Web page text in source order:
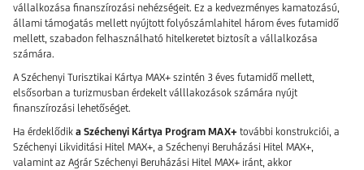
vállalkozása finanszírozási nehézségeit. Ez a kedvezményes kamatozású,
állami támogatás mellett nyújtott folyószámlahitel három éves futamidő
mellett, szabadon felhasználható hitelkeretet biztosít a vállalkozása
számára.
A Széchenyi Turisztikai Kártya MAX+ szintén 3 éves futamidő mellett,
elsősorban a turizmusban érdekelt válllakozások számára nyújt
finanszírozási lehetőséget.
Ha érdeklődik a Széchenyi Kártya Program MAX+ további konstrukciói, a
Széchenyi Likviditási Hitel MAX+, a Széchenyi Beruházási Hitel MAX+,
valamint az Agrár Széchenyi Beruházási Hitel MAX+ iránt, akkor